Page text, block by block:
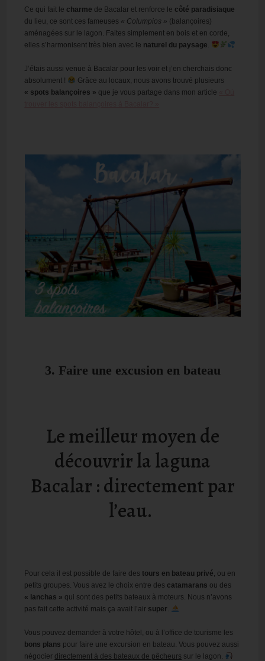
Ce qui fait le charme de Bacalar et renforce le côté paradisiaque
du lieu, ce sont ces fameuses « Columpios » (balançoires)
aménagées sur le lagon. Faites simplement en bois et en corde,
elles s’harmonisent très bien avec le naturel du paysage.
J’étais aussi venue à Bacalar pour les voir et j’en cherchais donc
absolument !
Grâce au locaux, nous avons trouvé plusieurs
« spots balançoires » que je vous partage dans mon article
3. Faire une excusion en bateau
Le meilleur moyen de
découvrir la laguna
Bacalar : directement par
l’eau.
Pour cela il est possible de faire destours en bateau privé, ou en
petits groupes. Vous avez le choix entre des catamarans ou des
« lanchas » qui sont des petits bateaux à moteurs. Nous n’avons
pas fait cette activité mais ça avait l’air super.
Vous pouvez demander à votre hôtel, ou à l’office de tourisme les
bons plans pour faire une excursion en bateau. Vous pouvez aussi
négocier directement à des bateaux de pêcheurs sur le lagon.